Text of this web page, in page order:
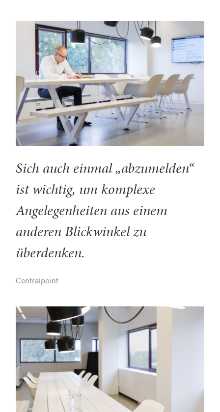
Sich auch einmal „abzumelden“
ist wichtig, um komplexe
Angelegenheiten aus einem
anderen Blickwinkel zu
überdenken.
Centralpoint